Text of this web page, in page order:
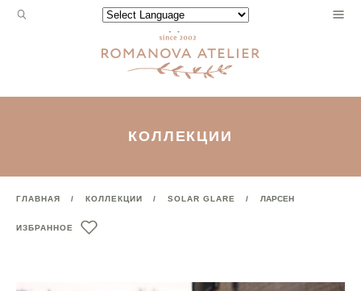
Запрос
Powered by
КОЛЛЕКЦИИ
ГЛАВНАЯ КОЛЛЕКЦИИ SOLAR GLARE ЛАРСЕН
ИЗБРАННОЕ